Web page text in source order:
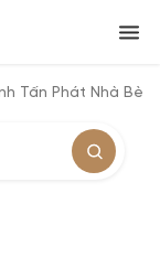
Tấn Phát Nhà Bè